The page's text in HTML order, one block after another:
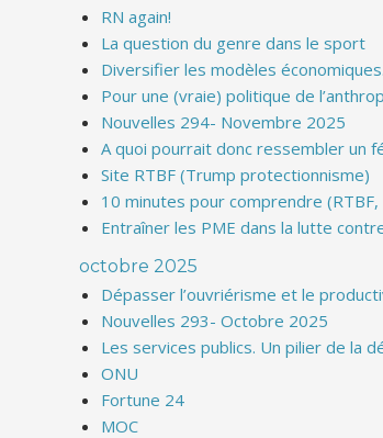
RN again!
La question du genre dans le sport
Diversifier les modèles
Pour une (vraie) politique de
Nouvelles 294- Novembre 2025
A quoi pourrait donc ressembler un
Site RTBF (Trump protectionnisme)
10 minutes pour comprendre
Entraîner les PME dans la lutte
octobre 2025
Dépasser l’ouvriérisme et le
Nouvelles 293- Octobre 2025
Les services publics. Un pilier de la
ONU
Fortune 24
MOC